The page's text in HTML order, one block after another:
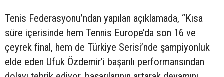
Tenis Federasyonu’ndan yapılan açıklamada, “Kısa
süre içerisinde hem Tennis Europe’da son 16 ve
çeyrek final, hem de Türkiye Serisi’nde şampiyonluk
elde eden Ufuk Özdemir’i başarılı performansından